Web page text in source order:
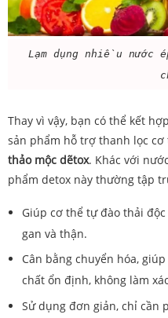
Lạm dụng nhiều nước
Thay vì vậy, bạn có thể kết
sản phẩm hỗ trợ thanh lọc
thảo mộc dẽtox. Khác với
phẩm detox này thường tập
Giúp cơ thể tự đào thải
gan và thận.
Cân bằng chuyển hóa,
chất ổn định, không làm
Sử dụng đơn giản, chỉ cần